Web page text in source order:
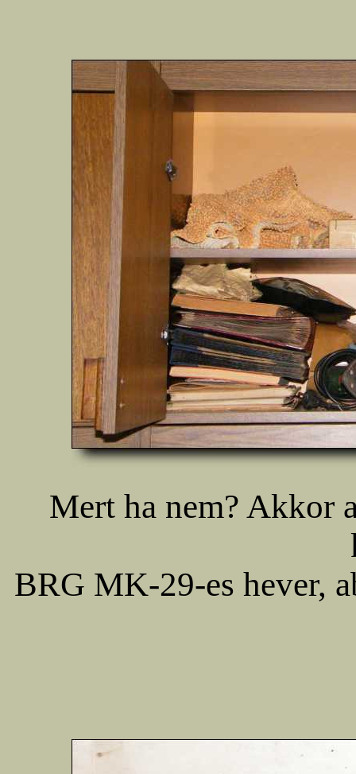
Mert ha nem? Akkor
BRG MK-29-es hever,